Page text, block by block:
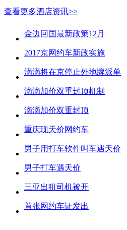
查看更多酒店资讯>>
金边回国最新政策12月
2017京网约车新政实施
滴滴将在京停止外地牌派单
滴滴加价双重封顶机制
滴滴加价双重封顶
重庆现天价网约车
男子用打车软件叫车遇天价
男子打车遇天价
三亚出租司机被开
首张网约车证发出